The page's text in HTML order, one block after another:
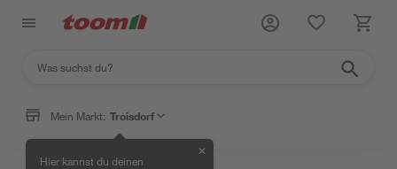
Mein Markt: Troisdorf
Hier kannst du deinen
✕